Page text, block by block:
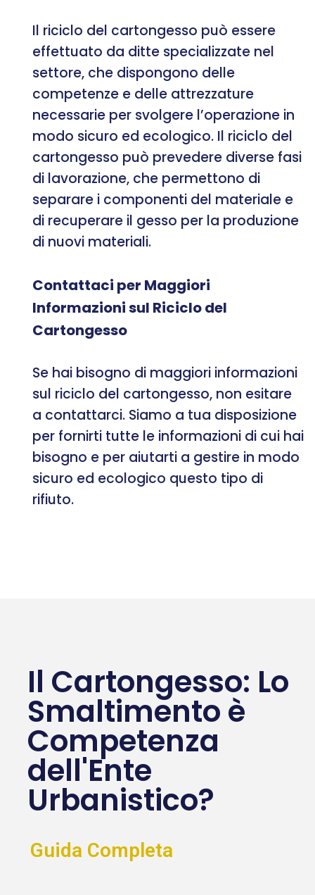
Il riciclo del cartongesso può essere
effettuato da ditte specializzate nel
settore, che dispongono delle
competenze e delle attrezzature
necessarie per svolgere l’operazione in
modo sicuro ed ecologico. Il riciclo del
cartongesso può prevedere diverse fasi
di lavorazione, che permettono di
separare i componenti del materiale e
di recuperare il gesso per la produzione
di nuovi materiali.
Contattaci per Maggiori
Informazioni sul Riciclo del
Cartongesso
Se hai bisogno di maggiori informazioni
sul riciclo del cartongesso, non esitare
a contattarci. Siamo a tua disposizione
per fornirti tutte le informazioni di cui hai
bisogno e per aiutarti a gestire in modo
sicuro ed ecologico questo tipo di
rifiuto.
Il Cartongesso: Lo
Smaltimento è
Competenza
dell'Ente
Urbanistico?
Guida Completa